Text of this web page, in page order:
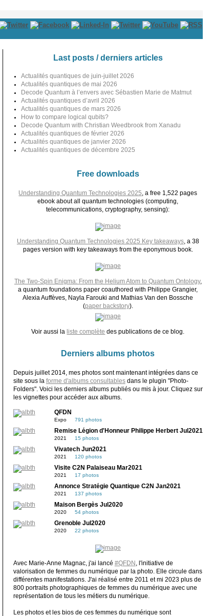
Last posts / derniers articles
Actualités quantiques de juin-juillet 2026
Actualités quantiques de mai 2026
Decode Quantum à l’envers avec Sébastien Marie de Matmut
Actualités quantiques d’avril 2026
Actualités quantiques de mars 2026
How to compare logical qubits?
Decode Quantum with Christian Weedbrook from Xanadu
Actualités quantiques de février 2026
Actualités quantiques de janvier 2026
Actualités quantiques de décembre 2025
Free downloads
Understanding Quantum Technologies 2025 , a free 1,522 pages
ebook about all quantum technologies (computing,
telecommunications, cryptography, sensing):
Understanding Quantum Technologies 2025 Key takeaways, a 38
pages version with key takeaways from the eponymous book.
The Two-Spin Enigma: From the Helium Atom to Quantum Ontology,
a quantum foundations paper coauthored with Philippe Grangier,
Alexia Auffèves, Nayla Farouki and Mathias Van den Bossche
(paper backstory).
Voir aussi la liste complète des publications de ce blog.
Derniers albums photos
Depuis juillet 2014, mes photos sont maintenant intégrées dans ce
site sous la forme d'albums consultablesdans le plugin "Photo-
Folders". Voici les derniers albums publiés ou mis à jour. Cliquez sur
les vignettes pour accéder aux albums.
QFDN
Expo 791 photos
Remise Légion d'Honneur Philippe Herbert Jul2021
2021 15 photos
Vivatech Jun2021
2021 120 photos
Visite C2N Palaiseau Mar2021
2021 17 photos
Annonce Stratégie Quantique C2N Jan2021
2021 137 photos
Maison Bergès Jul2020
2020 54 photos
Grenoble Jul2020
2020 22 photos
Avec Marie-Anne Magnac, j'ai lancé #QFDN
, l'initiative de
valorisation de femmes du numérique par la photo. Elle circule dans
différentes manifestations. J'ai réalisé entre 2011 et mi 2023 plus de
800 portraits photographiques de femmes du numérique avec une
représentation de tous les métiers du numérique.
Les photos et les bios de ces femmes du numérique sont